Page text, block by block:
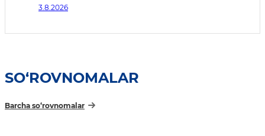
takomillashtirishga qaratilgan
3.8.2026
SO‘ROVNOMALAR
Barcha so‘rovnomalar